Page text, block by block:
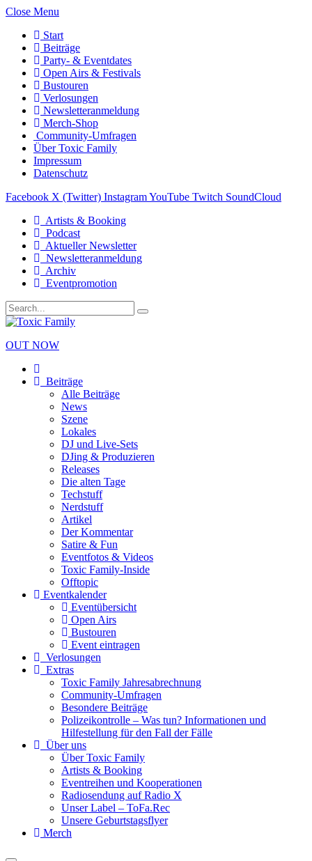
Close Menu
Start
Beiträge
Party- & Eventdates
Open Airs & Festivals
Bustouren
Verlosungen
Newsletteranmeldung
Merch-Shop
Community-Umfragen
Über Toxic Family
Impressum
Datenschutz
Facebook X (Twitter) InstagramYouTube Twitch SoundCloud
Artists & Booking
Podcast
Aktueller Newsletter
Newsletteranmeldung
Archiv
Eventpromotion
OUT NOW
Beiträge
Alle Beiträge
News
Szene
Lokales
DJ und Live-Sets
DJing & Produzieren
Releases
Die alten Tage
Techstuff
Nerdstuff
Artikel
Der Kommentar
Satire & Fun
Eventfotos & Videos
Toxic Family-Inside
Offtopic
Eventkalender
Eventübersicht
Open Airs
Bustouren
Event eintragen
Verlosungen
Extras
Toxic Family Jahresabrechnung
Community-Umfragen
Besondere Beiträge
Polizeikontrolle – Was tun? Informationen und
Hilfestellung für den Fall der Fälle
Über uns
Über Toxic Family
Artists & Booking
Eventreihen und Kooperationen
Radiosendung auf Radio X
Unser Label – ToFa.Rec
Unsere Geburtstagsflyer
Merch